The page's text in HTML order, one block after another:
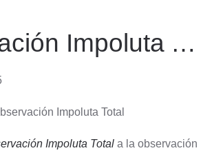
Observación Impoluta Total
Impoluta Total
Impoluta Total a la observación